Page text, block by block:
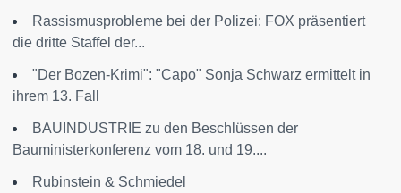
Rassismusprobleme bei der Polizei: FOX präsentiert
die dritte Staffel der...
"Der Bozen-Krimi": "Capo" Sonja Schwarz ermittelt in
ihrem 13. Fall
BAUINDUSTRIE zu den Beschlüssen der
Bauministerkonferenz vom 18. und 19....
Rubinstein & Schmiedel